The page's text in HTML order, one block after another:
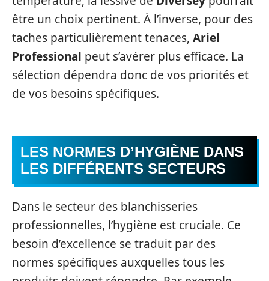
être un choix pertinent. À l’inverse, pour des
taches particulièrement tenaces, Ariel
Professional peut s’avérer plus efficace. La
sélection dépendra donc de vos priorités et
de vos besoins spécifiques.
LES NORMES D’HYGIÈNE DANS
LES DIFFÉRENTS SECTEURS
Dans le secteur des blanchisseries
professionnelles, l’hygiène est cruciale. Ce
besoin d’excellence se traduit par des
normes spécifiques auxquelles tous les